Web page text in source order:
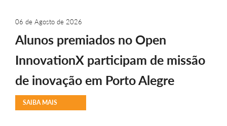
06 de Agosto de 2026
Alunos premiados no Open
InnovationX participam de missão
de inovação em Porto Alegre
SAIBA MAIS